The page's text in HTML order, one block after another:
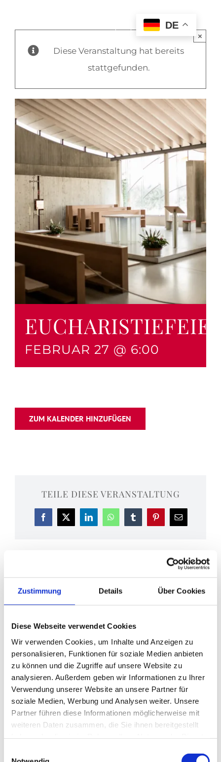
Zustimmung Details Über Cookies
Diese Webseite verwendet Cookies
Wir verwenden Cookies, um Inhalte und Anzeigen zu
personalisieren, Funktionen für soziale Medien anbieten
zu können und die Zugriffe auf unsere Website zu
analysieren. Außerdem geben wir Informationen zu Ihrer
Verwendung unserer Website an unsere Partner für
soziale Medien, Werbung und Analysen weiter. Unsere
Partner führen diese Informationen möglicherweise mit
weiteren Daten zusammen, die Sie ihnen bereitgestellt
DE
Diese Veranstaltung hat bereits
stattgefunden.
×
FEBRUAR 27 @ 6:00
ZUM KALENDER HINZUFÜGEN
TEILE DIESE VERANSTALTUNG
Facebook
X LinkedInWhatsAppTumblrPinterest
E-
Mail
Eucharistiefeier Brauereiführung
DETAILS
Datum: Februar 27
Zeit:
6:00
Gottesdienst
VERANSTALTUNGSORT